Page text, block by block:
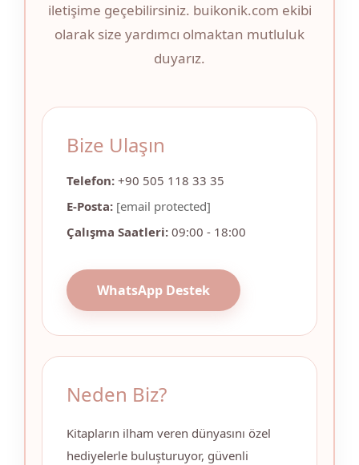
iletişime geçebilirsiniz. buikonik.com ekibi
olarak size yardımcı olmaktan mutluluk
duyarız.
Bize Ulaşın
Telefon: +90 505 118 33 35
E-Posta: [email protected]
Çalışma Saatleri: 09:00 - 18:00
WhatsApp Destek
Neden Biz?
Kitapların ilham veren dünyasını özel
hediyelerle buluşturuyor, güvenli